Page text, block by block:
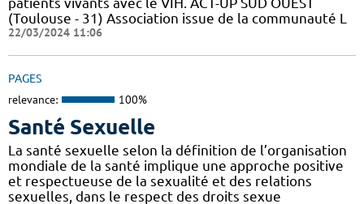
(Toulouse - 31) Association issue de la communauté L
22/03/2024 11:06
PAGES
relevance: 100%
Santé Sexuelle
La santé sexuelle selon la définition de l’organisation
mondiale de la santé implique une approche positive
et respectueuse de la sexualité et des relations
sexuelles, dans le respect des droits sexue